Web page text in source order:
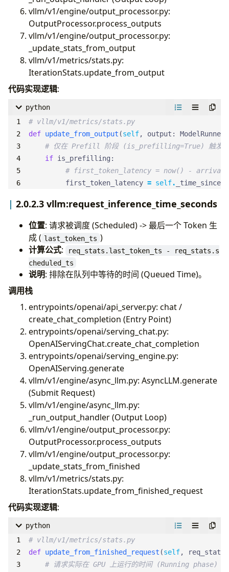
vllm/v1/engine/output_processor.py:
OutputProcessor.process_outputs
vllm/v1/engine/output_processor.py:
_update_stats_from_output
vllm/v1/metrics/stats.py:
IterationStats.update_from_output
代码实现逻辑:
python
# vllm/v1/metrics/stats.py
def update_from_output (self, output :
# 仅在 Prefill 阶段 (is_prefilling=True) 触发
if is_prefilling :
# first_token_latency = now() -
first_token_latency = self. _time_since
2.0.2.3 vllm:request_inference_time_seconds
位置: 请求被调度 (Scheduled) -> 最后一个 Token 生
成 ( last_token_ts )
计算公式:
req_stats.last_token_ts - req_stats.s
cheduled_ts
说明: 排除在队列中等待的时间 (Queued Time)。
调用栈
entrypoints/openai/api_server.py: chat /
create_chat_completion (Entry Point)
entrypoints/openai/serving_chat.py:
OpenAIServingChat.create_chat_completion
entrypoints/openai/serving_engine.py:
OpenAIServing.generate
vllm/v1/engine/async_llm.py: AsyncLLM.generate
(Submit Request)
vllm/v1/engine/async_llm.py:
_run_output_handler (Output Loop)
vllm/v1/engine/output_processor.py:
OutputProcessor.process_outputs
vllm/v1/engine/output_processor.py:
_update_stats_from_finished
vllm/v1/metrics/stats.py:
IterationStats.update_from_finished_request
代码实现逻辑:
python
# vllm/v1/metrics/stats.py
def update_from_finished_request (self, req_stats
# 请求实际在 GPU 上运行的时间 (Running phase)